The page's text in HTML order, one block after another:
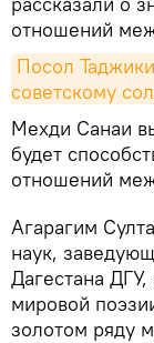
отношений
Посол
советскому
Мехди Санаи
будет
отношений
Агарагим
наук,
Дагестана
мировой
золотом ряду